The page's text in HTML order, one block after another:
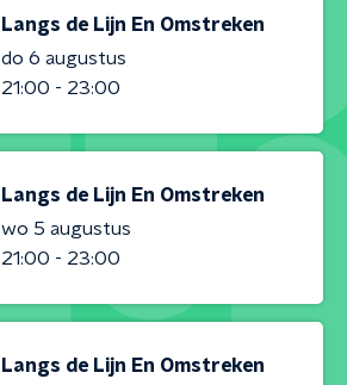
Langs de Lijn En Omstreken
do 6 augustus
21:00 - 23:00
Langs de Lijn En Omstreken
wo 5 augustus
21:00 - 23:00
Langs de Lijn En Omstreken